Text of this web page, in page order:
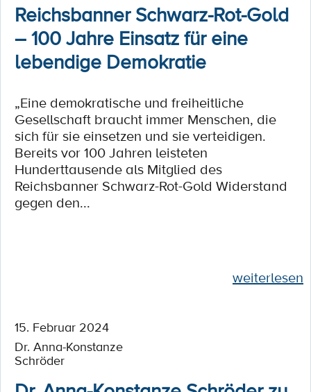
Reichsbanner Schwarz-Rot-Gold
– 100 Jahre Einsatz für eine
lebendige Demokratie
„Eine demokratische und freiheitliche
Gesellschaft braucht immer Menschen, die
sich für sie einsetzen und sie verteidigen.
Bereits vor 100 Jahren leisteten
Hunderttausende als Mitglied des
Reichsbanner Schwarz-Rot-Gold Widerstand
gegen den...
weiterlesen
15. Februar 2024
Dr. Anna-Konstanze
Schröder